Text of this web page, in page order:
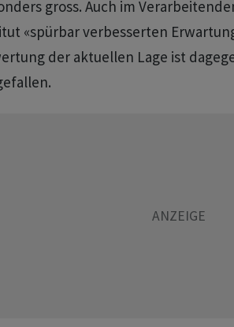
gross. Auch im
«spürbar verbesserten
der aktuellen Lage ist